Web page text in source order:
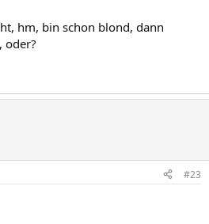
hm, bin schon blond, dann
oder?
#23